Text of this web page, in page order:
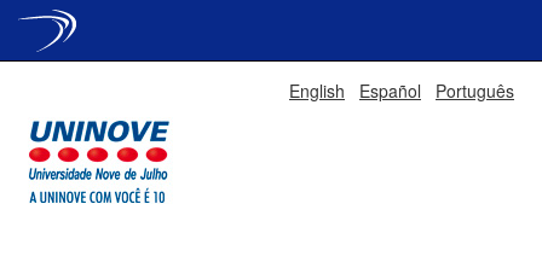
English Español Português